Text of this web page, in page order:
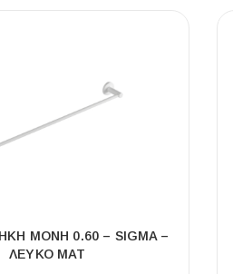
ΜΟΝΗ 0.60 – SIGMA –
ΛΕΥΚΟ ΜΑΤ